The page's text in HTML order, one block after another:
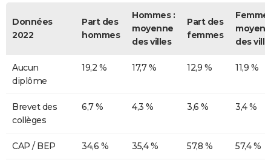
Données
2022
Part des
hommes
Hommes :
moyenne
des villes
Part des
femmes
des
Aucun
diplôme
19,2 % 17,7 % 12,9 % 11,9 %
Brevet des
collèges
6,7 % 4,3 % 3,6 % 3,4 %
CAP / BEP 34,6 % 35,4 % 57,8 % 57,4 %